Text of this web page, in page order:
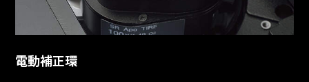
電動補正環